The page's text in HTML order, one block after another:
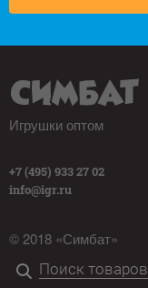
Игрушки оптом
+7 (495) 933 27 02
info@igr.ru
© 2018 «Симбат»